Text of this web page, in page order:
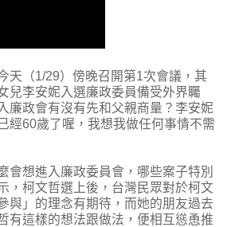
天（1/29）傍晚召開第1次會議，其
兒李安妮入選廉政委員備受外界矚
廉政會有沒有先和父親商量？李安妮
經60歲了喔，我想我做任何事情不需
會想進入廉政委員會，哪些案子特別
，柯文哲選上後，台灣民眾對於柯文
與」的理念有期待，而她的朋友過去
有這樣的想法跟做法，便相互慫恿推